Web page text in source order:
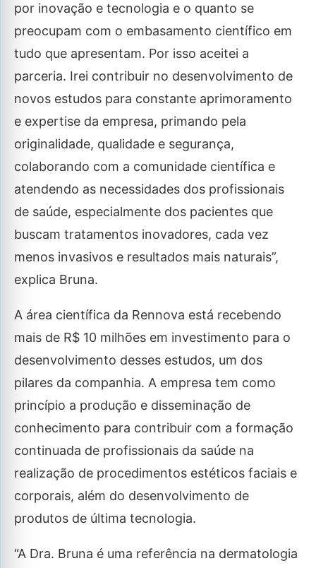
por inovação e tecnologia e o quanto se
preocupam com o embasamento científico em
tudo que apresentam. Por isso aceitei a
parceria. Irei contribuir no desenvolvimento de
novos estudos para constante aprimoramento
e expertise da empresa, primando pela
originalidade, qualidade e segurança,
colaborando com a comunidade científica e
atendendo as necessidades dos profissionais
de saúde, especialmente dos pacientes que
buscam tratamentos inovadores, cada vez
menos invasivos e resultados mais naturais”,
explica Bruna.
A área científica da Rennova está recebendo
mais de R$ 10 milhões em investimento para o
desenvolvimento desses estudos, um dos
pilares da companhia. A empresa tem como
princípio a produção e disseminação de
conhecimento para contribuir com a formação
continuada de profissionais da saúde na
realização de procedimentos estéticos faciais e
corporais, além do desenvolvimento de
produtos de última tecnologia.
“A Dra. Bruna é uma referência na dermatologia